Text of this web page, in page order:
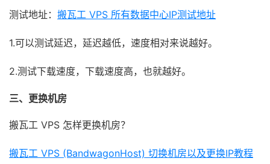
测试地址： 搬瓦工 VPS 所有数据中心IP测试地址
1.可以测试延迟，延迟越低，速度相对来说越好。
2.测试下载速度，下载速度高，也就越好。
三、更换机房
搬瓦工 VPS 怎样更换机房？
搬瓦工 VPS (BandwagonHost) 切换机房以及更换IP教程